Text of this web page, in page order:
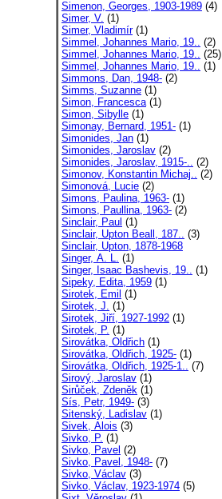
Simenon, Georges, 1903-1989 (4)
Simer, V. (1)
Simer, Vladimír(1)
Simmel, Johannes Mario, 19.. (2)
Simmel, Johannes Mario, 19.. (25)
Simmel, Johannes Mario, 19.. (1)
Simmons, Dan, 1948- (2)
Simms, Suzanne (1)
Simon, Francesca(1)
Simon, Sibylle (1)
Simonay, Bernard, 1951- (1)
Simonides, Jan (1)
Simonides, Jaroslav (2)
Simonides, Jaroslav, 1915-.. (2)
Simonov, Konstantin Michaj.. (2)
Simonová, Lucie (2)
Simons, Paulina, 1963- (1)
Simons, Paullina, 1963- (2)
Sinclair, Paul (1)
Sinclair, Upton Beall, 187.. (3)
Sinclair, Upton, 1878-1968
Singer, A. L. (1)
Singer, Isaac Bashevis, 19.. (1)
Sipeky, Edita, 1959 (1)
Sirotek, Emil (1)
Sirotek, J. (1)
Sirotek, Jiří, 1927-1992 (1)
Sirotek, P. (1)
Sirovátka, Oldřich (1)
Sirovátka, Oldřich, 1925- (1)
Sirovátka, Oldřich, 1925-1.. (7)
Sirový, Jaroslav (1)
Sirůček, Zdeněk (1)
Sís, Petr, 1949- (3)
Sitenský, Ladislav (1)
Sivek, Alois (3)
Sivko, P. (1)
Sivko, Pavel (2)
Sivko, Pavel, 1948- (7)
Sivko, Václav (3)
Sivko, Václav, 1923-1974 (5)